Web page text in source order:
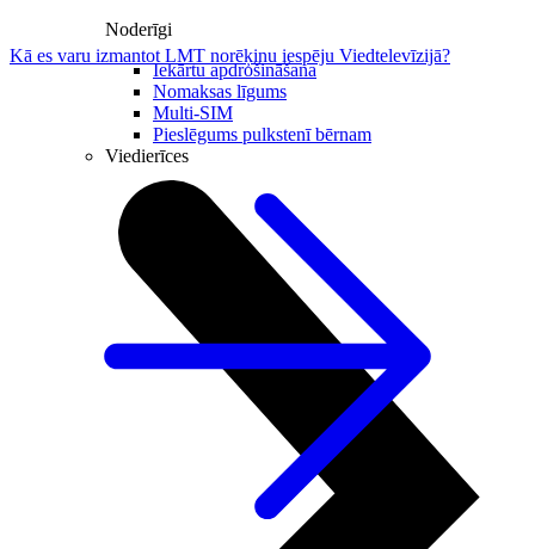
Noderīgi
Iekārtu apdrošināšana
Nomaksas līgums
Multi-SIM
Pieslēgums pulkstenī bērnam
Viedierīces
Kā es varu izmantot LMT norēķinu iespēju Viedtelevīzijā?